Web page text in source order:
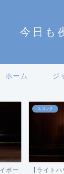
今日も
ホーム ジ
ボー
スコッチ
【ライト